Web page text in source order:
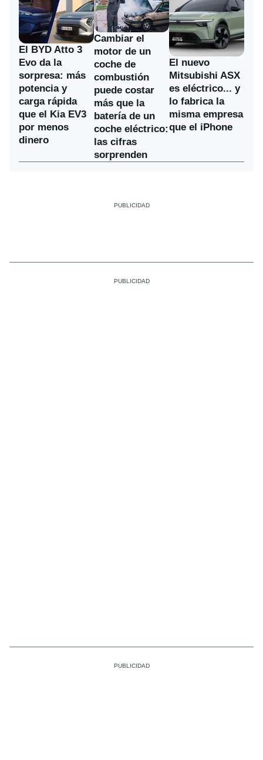
El BYD Atto 3
Evo da la
sorpresa: más
potencia y
carga rápida
que el Kia EV3
por menos
dinero
Cambiar el
motor de un
coche de
combustión
puede costar
más que la
batería de un
coche eléctrico:
las cifras
sorprenden
El nuevo
Mitsubishi ASX
es eléctrico... y
lo fabrica la
misma empresa
que el iPhone